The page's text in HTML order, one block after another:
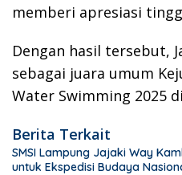
memberi apresiasi
Dengan hasil tersebut,
sebagai juara umum
Water Swimming 2025
Berita Terkait
SMSI Lampung Jajaki Way
untuk Ekspedisi Budaya